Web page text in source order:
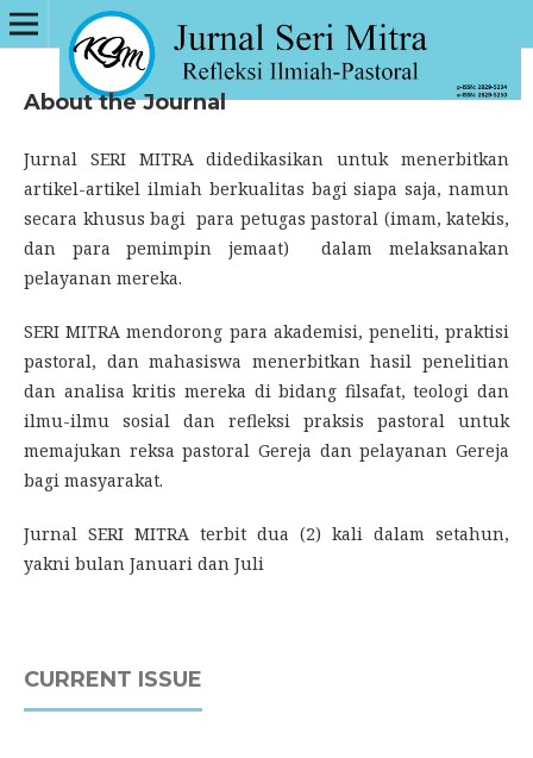
About the Journal
Jurnal SERI MITRA didedikasikan untuk menerbitkan
artikel-artikel ilmiah berkualitas bagi siapa saja, namun
secara khusus bagi para petugas pastoral (imam, katekis,
dan para pemimpin jemaat) dalam melaksanakan
pelayanan mereka.
SERI MITRA mendorong para akademisi, peneliti, praktisi
pastoral, dan mahasiswa menerbitkan hasil penelitian
dan analisa kritis mereka di bidang filsafat, teologi dan
ilmu-ilmu sosial dan refleksi praksis pastoral untuk
memajukan reksa pastoral Gereja dan pelayanan Gereja
bagi masyarakat.
Jurnal SERI MITRA terbit dua (2) kali dalam setahun,
yakni bulan Januari dan Juli
CURRENT ISSUE